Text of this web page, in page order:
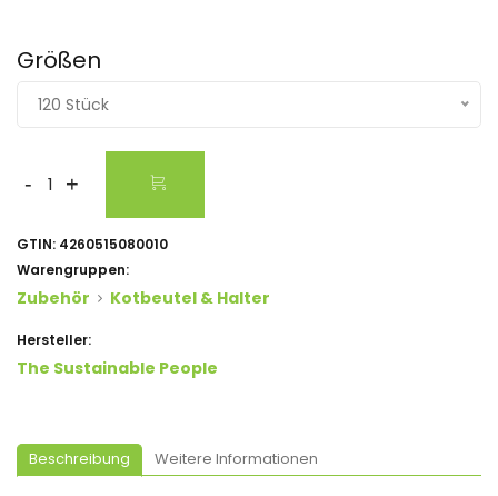
Größen
120 Stück
- +
GTIN: 4260515080010
Warengruppen:
Zubehör Kotbeutel & Halter
Hersteller:
The Sustainable People
Beschreibung Weitere Informationen